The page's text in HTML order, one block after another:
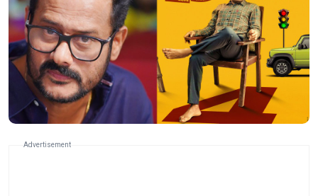
Advertisement